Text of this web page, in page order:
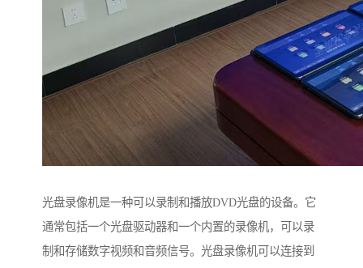
光盘录像机是一种可以录制和播放DVD光盘的设备。它
通常包括一个光盘驱动器和一个内置的录像机，可以录
制和存储数字视频和音频信号。光盘录像机可以连接到